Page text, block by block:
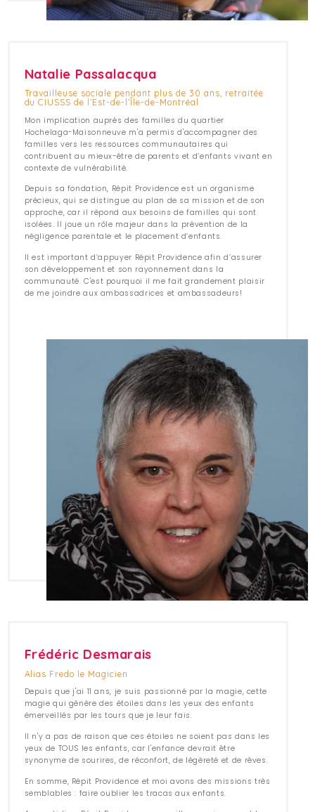
Natalie Passalacqua
Travailleuse sociale pendant plus de 30 ans, retraitée
du CIUSSS de l’Est-de-l’Île-de-Montréal
Mon implication auprès des familles du quartier
Hochelaga-Maisonneuve m'a permis d'accompagner des
familles vers les ressources communautaires qui
contribuent au mieux-être de parents et d’enfants vivant en
contexte de vulnérabilité.
Depuis sa fondation, Répit Providence est un organisme
précieux, qui se distingue au plan de sa mission et de son
approche, car il répond aux besoins de familles qui sont
isolées. Il joue un rôle majeur dans la prévention de la
négligence parentale et le placement d’enfants.
Il est important d’appuyer Répit Providence afin d’assurer
son développement et son rayonnement dans la
communauté. C'est pourquoi il me fait grandement plaisir
de me joindre aux ambassadrices et ambassadeurs!
Frédéric Desmarais
Alias Fredo le Magicien
Depuis que j'ai 11 ans, je suis passionné par la magie, cette
magie qui génère des étoiles dans les yeux des enfants
émerveillés par les tours que je leur fais.
Il n'y a pas de raison que ces étoiles ne soient pas dans les
yeux de TOUS les enfants, car l'enfance devrait être
synonyme de sourires, de réconfort, de légèreté et de rêves.
En somme, Répit Providence et moi avons des missions très
semblables : faire oublier les tracas aux enfants.